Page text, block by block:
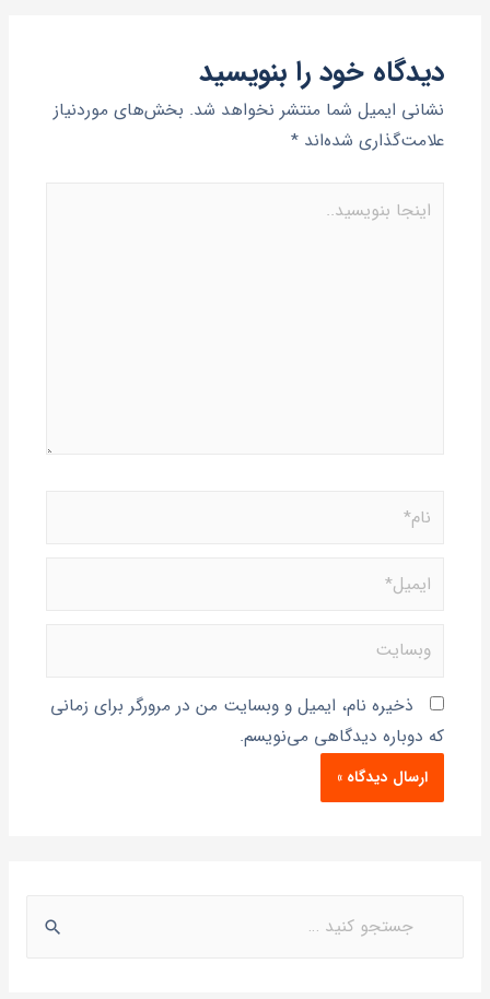
دیدگاه‌ خود را بنویسید
نشانی ایمیل شما منتشر نخواهد شد. بخش‌های موردنیاز
علامت‌گذاری شده‌اند *
ذخیره نام، ایمیل و وبسایت من در مرورگر برای زمانی
که دوباره دیدگاهی می‌نویسم.